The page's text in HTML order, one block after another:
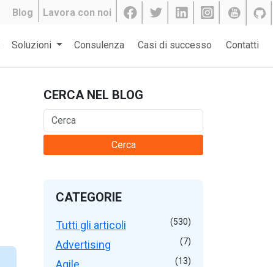
Blog Lavora con noi
Soluzioni Consulenza Casi di successo Contatti
CERCA NEL BLOG
Cerca
CATEGORIE
Tutti gli articoli (530)
Advertising (7)
Agile (13)